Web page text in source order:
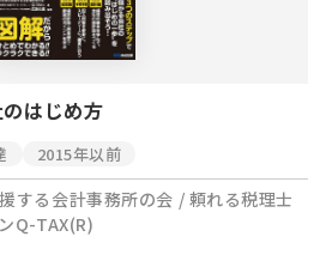
はじめ方
2015年以前
する会計事務所の会 / 頼れる税理士
Q-TAX(R)